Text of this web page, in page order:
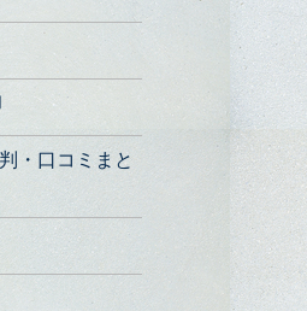
・口コミまと